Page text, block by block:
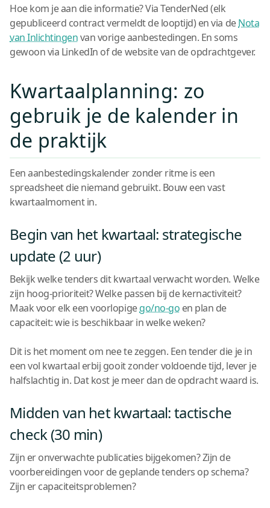
Hoe kom je aan die informatie? Via TenderNed (elk
gepubliceerd contract vermeldt de looptijd) en via deNota
van Inlichtingenvan vorige aanbestedingen. En soms
gewoon via LinkedIn of de website van de opdrachtgever.
Kwartaalplanning: zo
gebruik je de kalender in
de praktijk
Een aanbestedingskalender zonder ritme is een
spreadsheet die niemand gebruikt. Bouw een vast
kwartaalmoment in.
Begin van het kwartaal: strategische
update (2 uur)
Bekijk welke tenders dit kwartaal verwacht worden. Welke
zijn hoog-prioriteit? Welke passen bij de kernactiviteit?
Maak voor elk een voorlopigego/no-go en plan de
capaciteit: wie is beschikbaar in welke weken?
Dit is het moment om nee te zeggen. Een tender die je in
een vol kwartaal erbij gooit zonder voldoende tijd, lever je
halfslachtig in. Dat kost je meer dan de opdracht waard is.
Midden van het kwartaal: tactische
check (30 min)
Zijn er onverwachte publicaties bijgekomen? Zijn de
voorbereidingen voor de geplande tenders op schema?
Zijn er capaciteitsproblemen?